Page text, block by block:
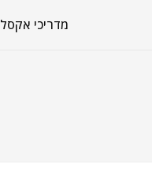
מדריכי אקסל